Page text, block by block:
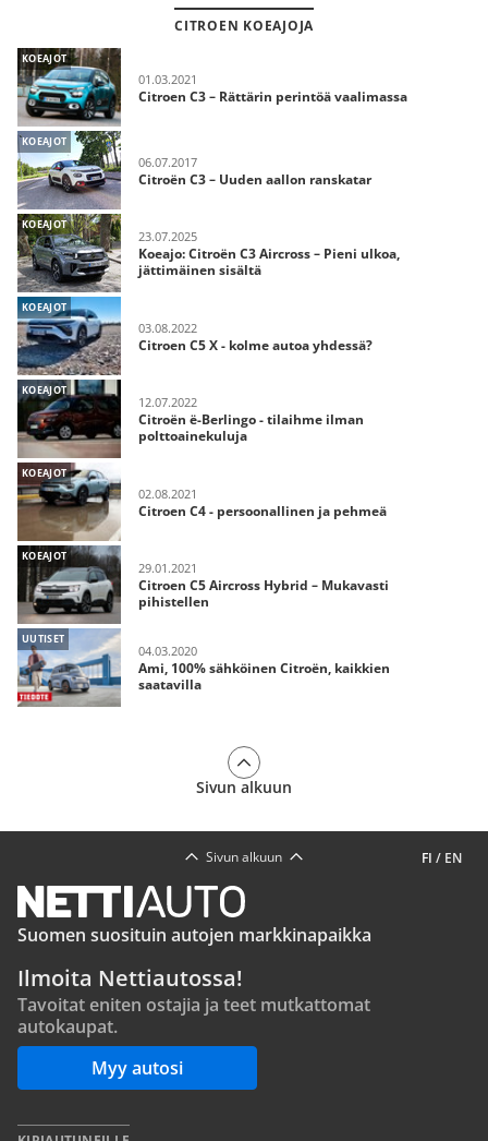
CITROEN KOEAJOJA
KOEAJOT
01.03.2021
Citroen C3 – Rättärin perintöä vaalimassa
KOEAJOT
06.07.2017
Citroën C3 – Uuden aallon ranskatar
KOEAJOT
23.07.2025
Koeajo: Citroën C3 Aircross – Pieni ulkoa,
jättimäinen sisältä
KOEAJOT
03.08.2022
Citroen C5 X - kolme autoa yhdessä?
KOEAJOT
12.07.2022
Citroën ë-Berlingo - tilaihme ilman
polttoainekuluja
KOEAJOT
02.08.2021
Citroen C4 - persoonallinen ja pehmeä
KOEAJOT
29.01.2021
Citroen C5 Aircross Hybrid – Mukavasti
pihistellen
UUTISET
04.03.2020
Ami, 100% sähköinen Citroën, kaikkien
saatavilla
Sivun alkuun
FI / EN
Sivun alkuun
Suomen suosituin autojen markkinapaikka
Ilmoita Nettiautossa!
Tavoitat eniten ostajia ja teet mutkattomat
autokaupat.
Myy autosi